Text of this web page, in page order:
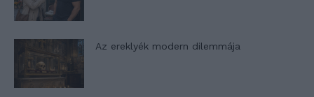
Az ereklyék modern dilemmája